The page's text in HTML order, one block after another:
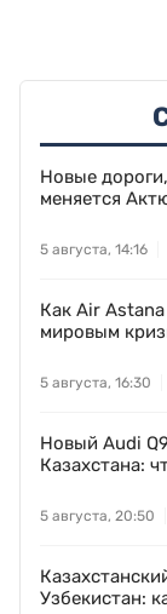
Новые
меняется
5 августа, 14:16
Как Air
мировым
5 августа, 16:30
Новый Audi
Казахстана:
5 августа, 20:50
Узбекистан: